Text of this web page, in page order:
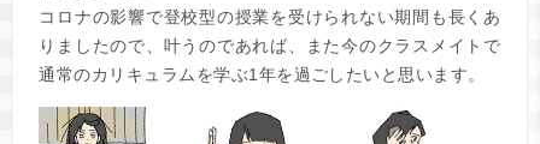
コロナの影響で登校型の授業を受けられない期間も長くあ
りましたので、叶うのであれば、また今のクラスメイトで
通常のカリキュラムを学ぶ1年を過ごしたいと思います。